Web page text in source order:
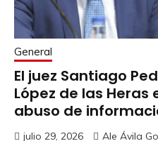
General
El juez Santiago
López de las Heras
abuso de
julio 29, 2026 Ale Ávila